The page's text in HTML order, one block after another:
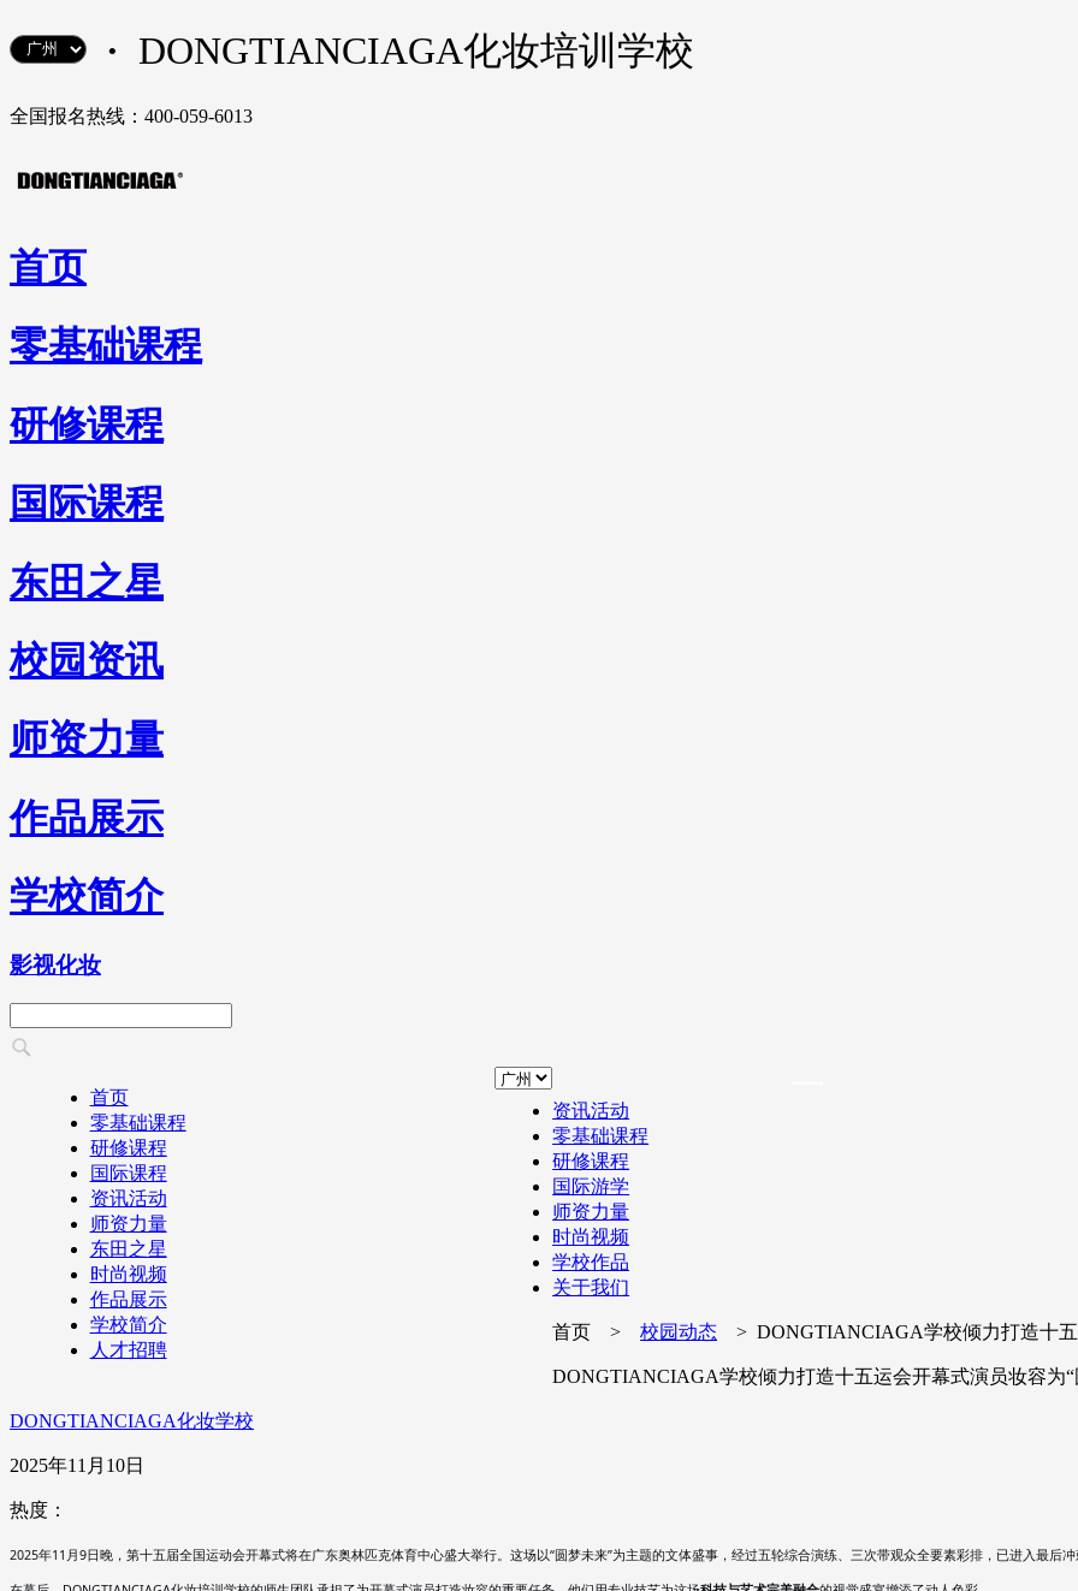
· DONGTIANCIAGA化妆培训学校
全国报名热线：400-059-6013
首页
零基础课程
研修课程
国际课程
东田之星
校园资讯
师资力量
作品展示
学校简介
影视化妆
首页
零基础课程
研修课程
国际课程
资讯活动
师资力量
东田之星
时尚视频
作品展示
学校简介
人才招聘
资讯活动
零基础课程
研修课程
国际游学
师资力量
时尚视频
学校作品
关于我们
首页 >校园动态 > DONGTIANCIAGA学校倾力打造十五
DONGTIANCIAGA学校倾力打造十五运会开幕式演员妆容为
DONGTIANCIAGA化妆学校
2025年11月10日
热度：
2025年11月9日晚，第十五届全国运动会开幕式将在广东奥林匹克体育中心盛大举行。这场以“圆梦未来”为主题的文体盛事，经过五轮综合演练、三次带观众全要素彩排，已进入最后